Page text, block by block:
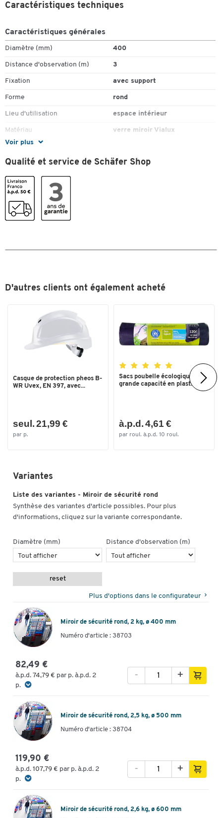
Voir plus
Caractéristiques techniques
Caractéristiques générales
Diamètre (mm) 400
Distance d'observation (m) 3
Fixation avec support
Forme rond
Lieu d'utilisation espace intérieur
Matériau verre miroir Vialux
Dimensions
Poids (kg)
Qualité et service de Schäfer Shop
D'autres clients ont également acheté
Casque de protection pheos B-
WR Uvex, EN 397, avec...
seul. 21,99 €
par p.
Sacs poubelle écologiques
grande capacité en plast...
à.p.d. 4,61 €
par roul. à.p.d. 10 roul.
Variantes
Liste des variantes - Miroir de sécurité rond
Synthèse des variantes d'article possibles. Pour plus
d'informations, cliquez sur la variante correspondante.
Diamètre (mm) Distance d'observation (m)
reset
Plus d'options dans le configurateur
Miroir de sécurité rond, 2 kg, ø 400 mm
Numéro d'article : 38703
82,49 €
à.p.d. 74,79 € par p. à.p.d. 2
p.
+
-
Miroir de sécurité rond, 2,5 kg, ø 500 mm
Numéro d'article : 38704
119,90 €
à.p.d. 107,79 € par p. à.p.d. 2
p.
+
-
Miroir de sécurité rond, 2,6 kg, ø 600 mm
Toucher deux fois pour zoomer